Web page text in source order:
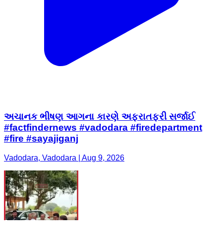
અચાનક ભીષણ આગના કારણે અફરાતફરી સર્જાઈ
#factfindernews #vadodara #firedepartment
#fire #sayajiganj
Vadodara, Vadodara | Aug 9, 2026